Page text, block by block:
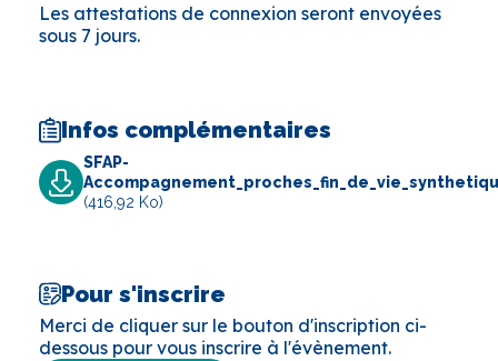
Les attestations de connexion seront envoyées
sous 7 jours.
Infos complémentaires
SFAP-
(416,92 Ko)
Pour s'inscrire
Merci de cliquer sur le bouton d'inscription ci-
dessous pour vous inscrire à l'évènement.